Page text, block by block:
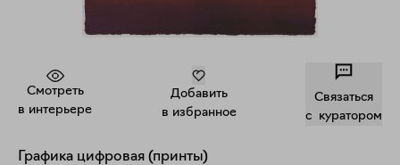
Смотреть
в интерьере
Добавить
в избранное
Связаться
c куратором
Графика цифровая (принты)